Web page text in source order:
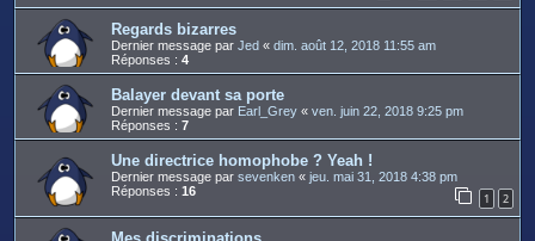
Regards bizarres
Dernier message par Jed « dim. août 12, 2018 11:55 am
Réponses : 4
Balayer devant sa porte
Dernier message par Earl_Grey « ven. juin 22, 2018 9:25 pm
Réponses : 7
Une directrice homophobe ? Yeah !
Dernier message par sevenken « jeu. mai 31, 2018 4:38 pm
Réponses : 16 1 2